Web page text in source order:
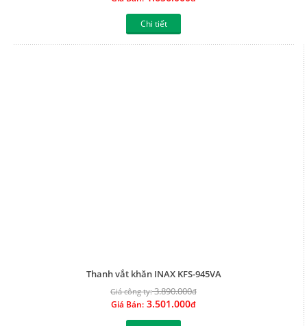
Chi tiết
Thanh vắt khăn INAX KFS-945VA
Giá công ty:3.890.000đ
Giá Bán: 3.501.000đ